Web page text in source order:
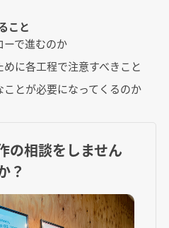
こと
ーで進むのか
に各工程で注意すべきこと
とが必要になってくるのか
の相談をしません
？